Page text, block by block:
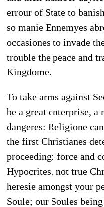
errour of State to
so manie Ennemyes
occasiones to invade
trouble the peace and
Kingdome.
To take arms against
be a great enterprise, a
dangeres: Religione
the first Christianes
proceeding: force and
Hypocrites, not true
heresie amongst your
Soule; our Soules